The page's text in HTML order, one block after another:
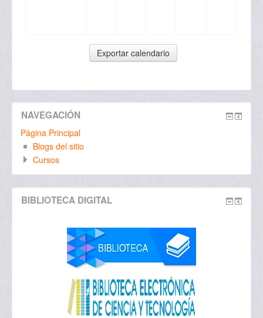
NAVEGACIÓN
Página Principal
Blogs del sitio
Cursos
BIBLIOTECA DIGITAL